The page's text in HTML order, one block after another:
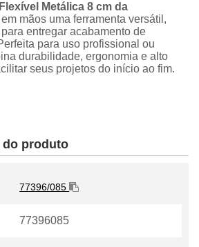
Metálica 8 cm da
mãos uma ferramenta versátil,
entregar acabamento de
para uso profissional ou
durabilidade, ergonomia e alto
seus projetos do início ao fim.
produto
77396/085
77396085